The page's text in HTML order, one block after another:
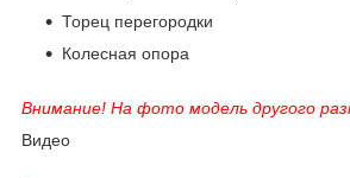
Торец перегородки
Колесная опора
Внимание! На фото модель другого
Видео